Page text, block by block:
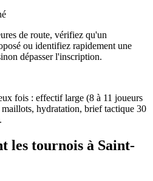
de route, vérifiez qu'un
ou identifiez rapidement une
dépasser l'inscription.
fois : effectif large (8 à 11 joueurs
hydratation, brief tactique 30
les tournois à Saint-